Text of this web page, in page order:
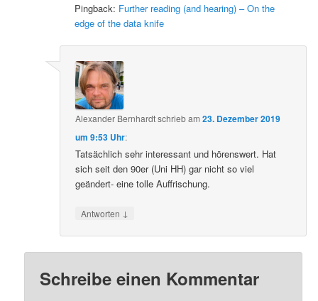
Pingback: Further reading (and hearing) – On the
edge of the data knife
Alexander Bernhardtschriebam23. Dezember 2019
um 9:53 Uhr:
Tatsächlich sehr interessant und hörenswert. Hat
sich seit den 90er (Uni HH) gar nicht so viel
geändert- eine tolle Auffrischung.
Antworten ↓
Schreibe einen Kommentar